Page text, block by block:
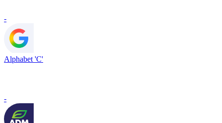
-
Alphabet 'C'
-